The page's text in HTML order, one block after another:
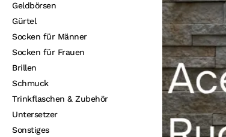
Geldbörsen
Gürtel
Socken für Männer
Socken für Frauen
Brillen
Schmuck
Trinkflaschen & Zubehör
Untersetzer
Sonstiges